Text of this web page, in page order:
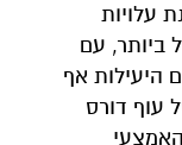
עלויות
ביותר, עם
היעילות אף
עוף דורס